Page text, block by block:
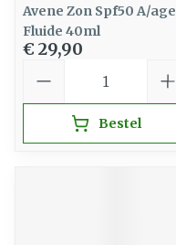
Avene Zon Spf50 A/age
Fluide 40ml
€ 29,90
Bestel